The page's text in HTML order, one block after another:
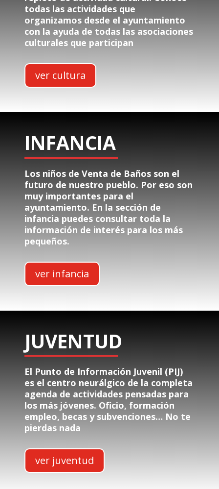
todas las actividades que
organizamos desde el ayuntamiento
con la ayuda de todas las asociaciones
culturales que participan
ver cultura
INFANCIA
Los niños de Venta de Baños son el
futuro de nuestro pueblo. Por eso son
muy importantes para el
ayuntamiento. En la sección de
infancia puedes consultar toda la
información de interés para los más
pequeños.
ver infancia
JUVENTUD
El Punto de Información Juvenil (PIJ)
es el centro neurálgico de la completa
agenda de actividades pensadas para
los más jóvenes. Oficio, formación
empleo, becas y subvenciones… No te
pierdas nada
ver juventud